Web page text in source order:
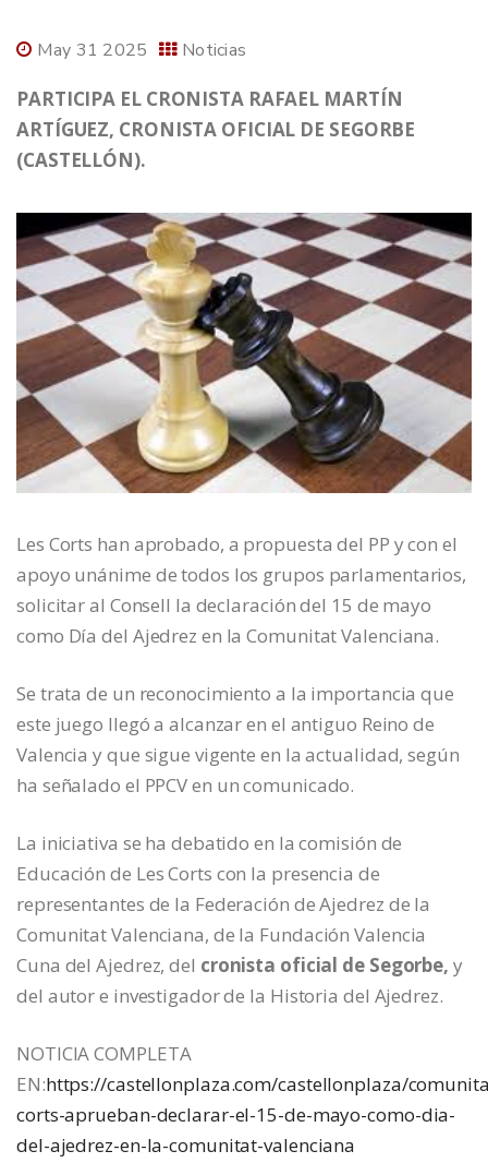
May 31 2025 Noticias
PARTICIPA EL CRONISTA RAFAEL MARTÍN
ARTÍGUEZ, CRONISTA OFICIAL DE SEGORBE
(CASTELLÓN).
Les Corts han aprobado, a propuesta del PP y con el
apoyo unánime de todos los grupos parlamentarios,
solicitar al Consell la declaración del 15 de mayo
como Día del Ajedrez en la Comunitat Valenciana.
Se trata de un reconocimiento a la importancia que
este juego llegó a alcanzar en el antiguo Reino de
Valencia y que sigue vigente en la actualidad, según
ha señalado el PPCV en un comunicado.
La iniciativa se ha debatido en la comisión de
Educación de Les Corts con la presencia de
representantes de la Federación de Ajedrez de la
Comunitat Valenciana, de la Fundación Valencia
Cuna del Ajedrez, del cronista oficial de Segorbe, y
del autor e investigador de la Historia del Ajedrez.
NOTICIA COMPLETA
EN:https://castellonplaza.com/castellonplaza/
corts-aprueban-declarar-el-15-de-mayo-como-dia-
del-ajedrez-en-la-comunitat-valenciana